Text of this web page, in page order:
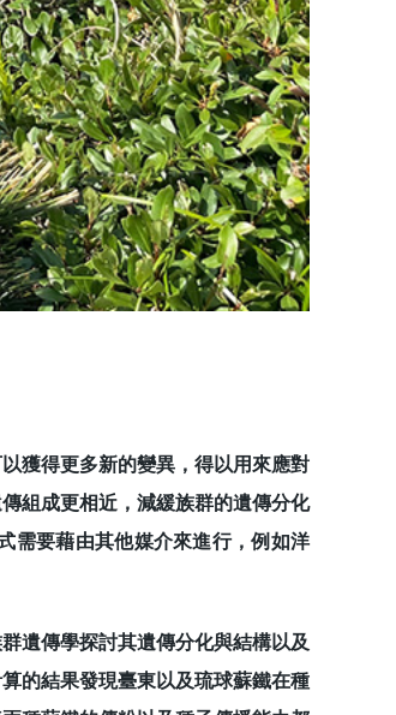
獲得更多新的變異，得以用來應對
組成更相近，減緩族群的遺傳分化
需要藉由其他媒介來進行，例如洋
遺傳學探討其遺傳分化與結構以及
的結果發現臺東以及琉球蘇鐵在種